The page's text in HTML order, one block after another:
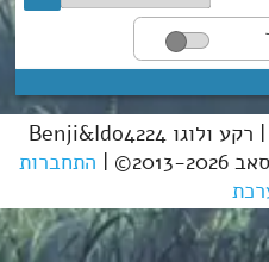
רין מזמינה את יוקי
|
התחברות